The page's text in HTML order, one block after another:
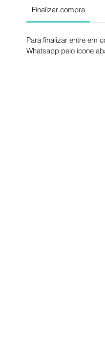
Finalizar compra
Para finalizar entre em
Whatsapp pelo ícone